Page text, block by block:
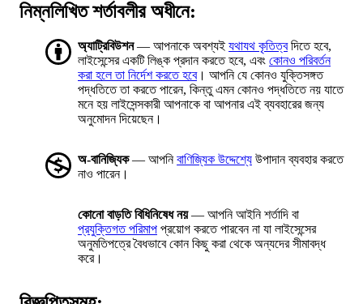
নিম্নলিখিত শর্তাবলীর অধীনে:
অ্যাট্রিবিউশন— আপনাকে অবশ্যই যথাযথ কৃতিত্বদিতে হবে,
লাইসেন্সের একটি লিঙ্ক প্রদান করতে হবে, এবং কোনও পরিবর্তন
করা হলে তা নির্দেশ করতে হবে। আপনি যে কোনও যুক্তিসঙ্গত
পদ্ধতিতে তা করতে পারেন, কিন্তু এমন কোনও পদ্ধতিতে নয় যাতে
মনে হয় লাইসেন্সকারী আপনাকে বা আপনার এই ব্যবহারের জন্য
অনুমোদন দিয়েছেন।
অ-বানিজ্যিক— আপনিবাণিজ্যিক উদ্দেশ্যে উপাদান ব্যবহার করতে
নাও পারেন।
কোনো বাড়তি বিধিনিষেধ নয়— আপনি আইনি শর্তাদি বা
প্রযুক্তিগত পরিমাপ প্রয়োগ করতে পারবেন না যা লাইসেন্সের
অনুমতিপত্রে বৈধভাবে কোন কিছু করা থেকে অন্যদের সীমাবদ্ধ
করে।